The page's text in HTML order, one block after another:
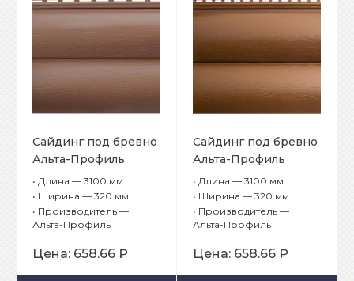
Сайдинг под бревно
Альта-Профиль
Blockhouse Премиум
BH-02 Красно-
коричневый
• Длина — 3100 мм
• Ширина — 320 мм
• Производитель —
Альта-Профиль
Цена: 658.66 ₽
Сайдинг под бревно
Альта-Профиль
Blockhouse Премиум
BH-02 Дуб светлый
• Длина — 3100 мм
• Ширина — 320 мм
• Производитель —
Альта-Профиль
Цена: 658.66 ₽